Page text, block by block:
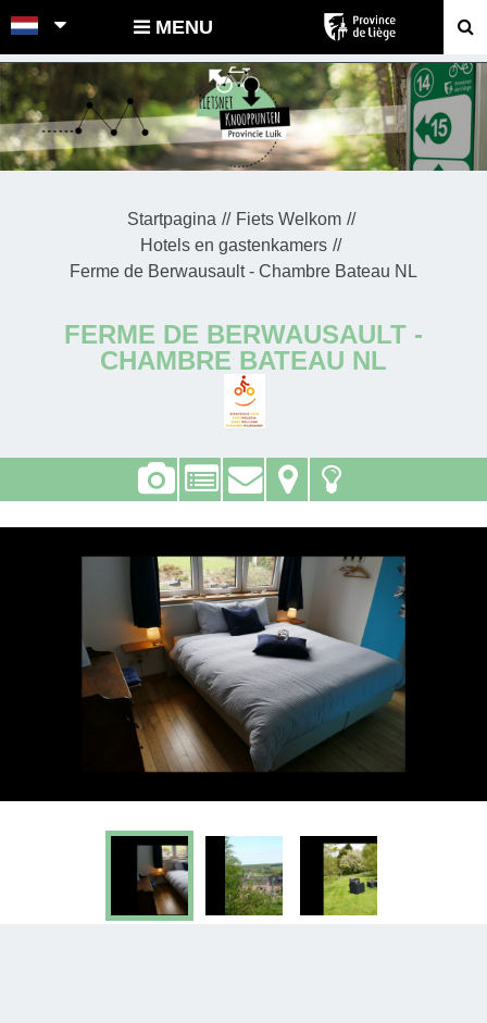
POINTS-NOEUDS MENU
Startpagina
Fiets Welkom
Hotels en gastenkamers
Ferme de Berwausault - Chambre Bateau NL
FERME DE BERWAUSAULT -
CHAMBRE BATEAU NL